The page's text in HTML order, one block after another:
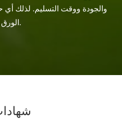
والجودة ووقت التسليم. لذلك أي
الورق الذهبي يمكن أن يلبي حاجتك.